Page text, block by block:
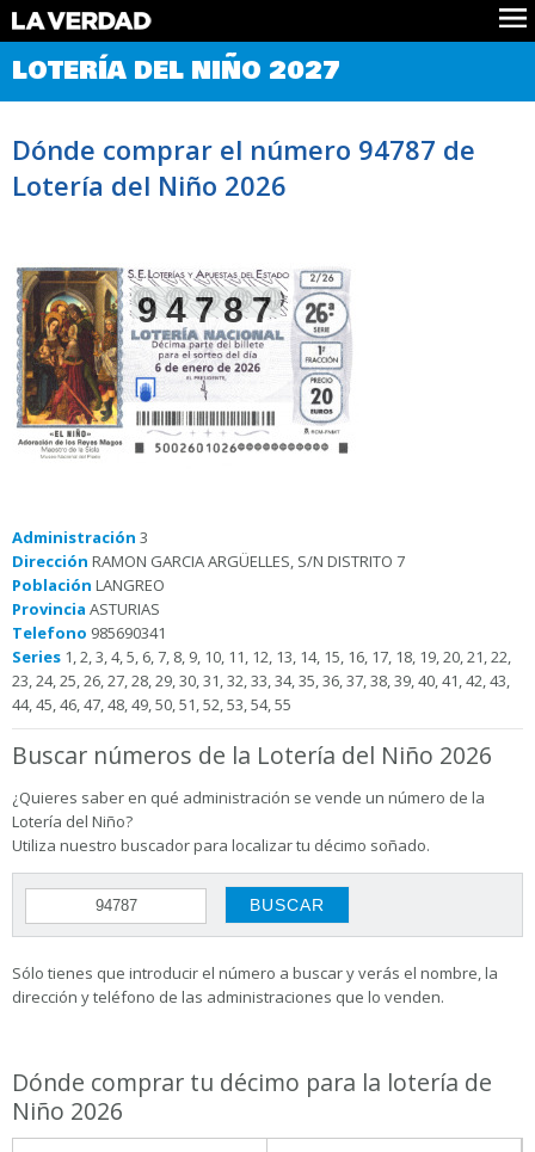
Comprobar Loteria del Niño
Premios
Noticias
Datos
LOTERÍA DEL NIÑO 2027
Dónde comprar el número 94787 de
Lotería del Niño 2026
94787
Administración 3
Dirección RAMON GARCIA ARGÜELLES, S/N DISTRITO 7
Población LANGREO
Provincia ASTURIAS
Telefono 985690341
Series 1, 2, 3, 4, 5, 6, 7, 8, 9, 10, 11, 12, 13, 14, 15, 16, 17, 18, 19, 20, 21, 22,
23, 24, 25, 26, 27, 28, 29, 30, 31, 32, 33, 34, 35, 36, 37, 38, 39, 40, 41, 42, 43,
44, 45, 46, 47, 48, 49, 50, 51, 52, 53, 54, 55
Buscar números de la Lotería del Niño 2026
¿Quieres saber en qué administración se vende un número de la
Lotería del Niño?
Utiliza nuestro buscador para localizar tu décimo soñado.
Sólo tienes que introducir el número a buscar y verás el nombre, la
dirección y teléfono de las administraciones que lo venden.
Dónde comprar tu décimo para la lotería de
Niño 2026